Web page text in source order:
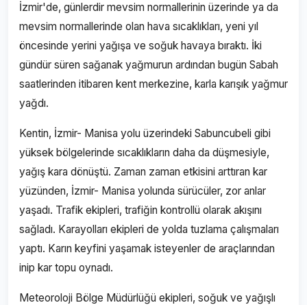
İzmir'de, günlerdir mevsim normallerinin üzerinde ya da
mevsim normallerinde olan hava sıcaklıkları, yeni yıl
öncesinde yerini yağışa ve soğuk havaya bıraktı. İki
gündür süren sağanak yağmurun ardından bugün Sabah
saatlerinden itibaren kent merkezine, karla karışık yağmur
yağdı.
Kentin, İzmir- Manisa yolu üzerindeki Sabuncubeli gibi
yüksek bölgelerinde sıcaklıkların daha da düşmesiyle,
yağış kara dönüştü. Zaman zaman etkisini arttıran kar
yüzünden, İzmir- Manisa yolunda sürücüler, zor anlar
yaşadı. Trafik ekipleri, trafiğin kontrollü olarak akışını
sağladı. Karayolları ekipleri de yolda tuzlama çalışmaları
yaptı. Karın keyfini yaşamak isteyenler de araçlarından
inip kar topu oynadı.
Meteoroloji Bölge Müdürlüğü ekipleri, soğuk ve yağışlı